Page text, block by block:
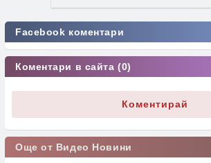
Facebook коментари
Коментари в сайта (0)
Коментирай
Още от Видео Новини